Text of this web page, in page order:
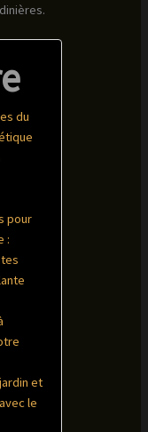
du
pour
:
et
le